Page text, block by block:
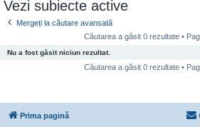
Vezi subiecte active
Mergeți la căutare avansată
Căutarea a găsit 0 rezultate •
Nu a fost găsit niciun rezultat.
Căutarea a găsit 0 rezultate •
Prima pagină